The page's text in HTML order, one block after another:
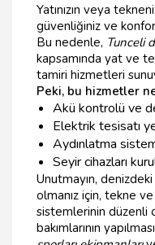
Yatınızın veya
güvenliğiniz ve
Bu nedenle, Tunceli
kapsamında yat ve
tamiri hizmetleri
Peki, bu hizmetler
Akü kontrolü ve
Elektrik tesisatı
Aydınlatma
Seyir cihazları
Unutmayın,
olmanız için, tekne ve
sistemlerinin düzenli
bakımlarının